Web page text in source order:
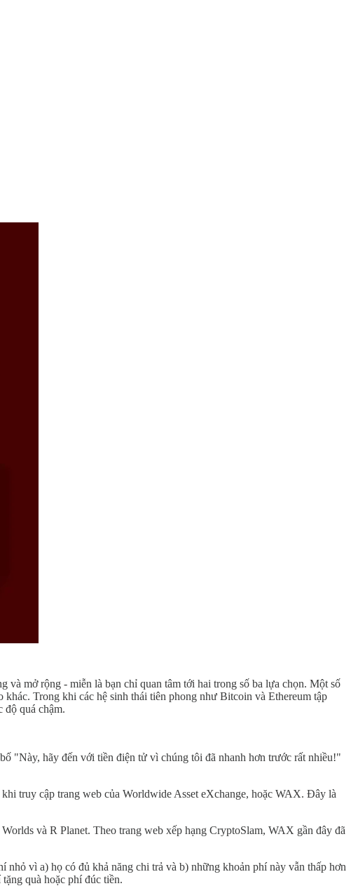
và mở rộng - miễn là bạn chỉ quan tâm tới hai trong số ba lựa chọn. Một số
Trong khi các hệ sinh thái tiên phong như Bitcoin và Ethereum tập
độ quá chậm.
"Này, hãy đến với tiền điện tử vì chúng tôi đã nhanh hơn trước rất nhiều!"
truy cập trang web của Worldwide Asset eXchange, hoặc WAX. Đây là
và R Planet. Theo trang web xếp hạng CryptoSlam, WAX gần đây đã
nhỏ vì a) họ có đủ khả năng chi trả và b) những khoản phí này vẫn thấp hơn
quà hoặc phí đúc tiền.